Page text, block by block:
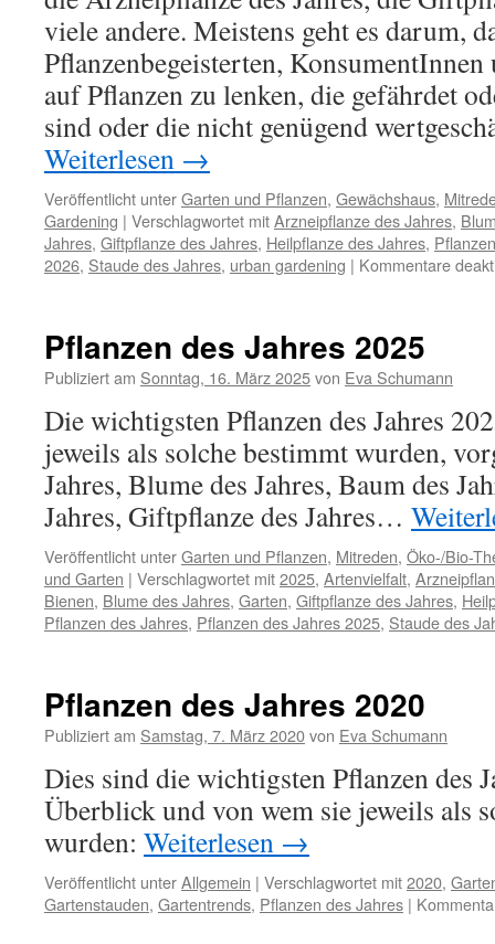
viele andere. Meistens geht es darum,
Pflanzenbegeisterten,
auf Pflanzen zu lenken, die gefährdet
sind oder die nicht genügend
Weiterlesen →
Veröffentlicht unterGarten und Pflanzen, Gewächshaus,
Gardening | Verschlagwortet mitArzneipflanze des Jahres,
Jahres, Giftpflanze des Jahres, Heilpflanze des Jahres,
2026, Staude des Jahres, urban gardening | Kommentare
Pflanzen des Jahres 2025
Publiziert am Sonntag, 16. März 2025von Eva Schumann
Die wichtigsten Pflanzen des Jahres
jeweils als solche bestimmt wurden,
Jahres, Blume des Jahres, Baum des
Jahres, Giftpflanze des Jahres…
Veröffentlicht unterGarten und Pflanzen, Mitreden, Öko-/Bio-
und Garten | Verschlagwortet mit2025, Artenvielfalt,
Bienen, Blume des Jahres, Garten, Giftpflanze des Jahres,
Pflanzen des Jahres, Pflanzen des Jahres 2025, Staude des
Pflanzen des Jahres 2020
Publiziert am Samstag, 7. März 2020von Eva Schumann
Dies sind die wichtigsten Pflanzen des
Überblick und von wem sie jeweils als
wurden: Weiterlesen →
Veröffentlicht unterAllgemein | Verschlagwortet mit2020,
Gartenstauden, Gartentrends, Pflanzen des Jahres |